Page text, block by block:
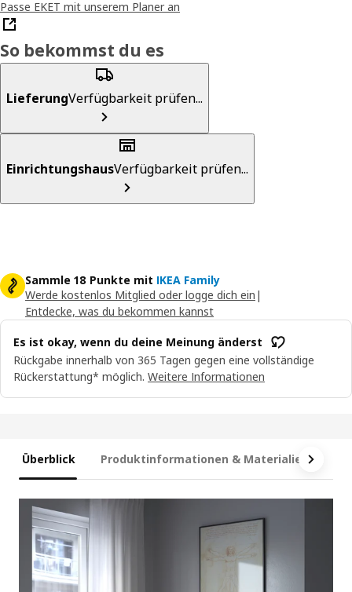
Passe EKET mit unserem Planer an
So bekommst du es
LieferungVerfügbarkeit prüfen...
EinrichtungshausVerfügbarkeit prüfen...
Sammle 18 Punkte mit IKEA Family
Werde kostenlos Mitglied oder logge dich ein |
Entdecke, was du bekommen kannst
Es ist okay, wenn du deine Meinung änderst
Rückgabe innerhalb von 365 Tagen gegen eine vollständige
Rückerstattung* möglich. Weitere Informationen
Überblick Produktinformationen & Materialien